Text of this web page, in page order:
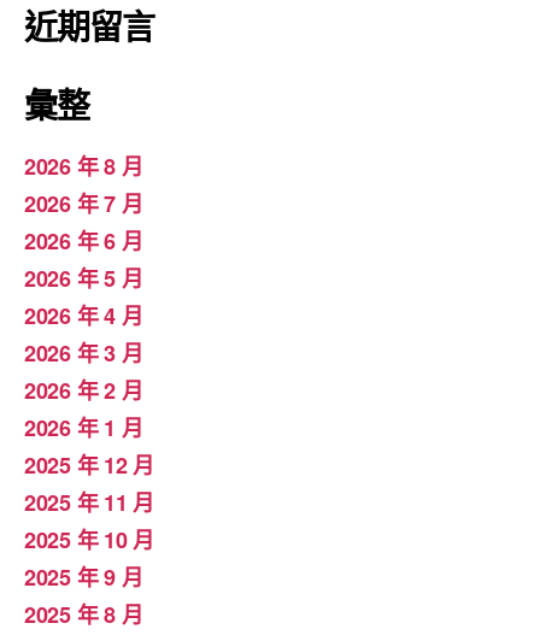
近期留言
彙整
2026 年 8 月
2026 年 7 月
2026 年 6 月
2026 年 5 月
2026 年 4 月
2026 年 3 月
2026 年 2 月
2026 年 1 月
2025 年 12 月
2025 年 11 月
2025 年 10 月
2025 年 9 月
2025 年 8 月